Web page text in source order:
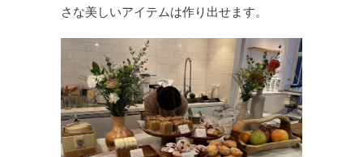
さな美しいアイテムは作り出せます。